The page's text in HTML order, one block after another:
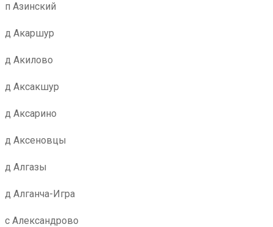
п Азинский
д Акаршур
д Акилово
д Аксакшур
д Аксарино
д Аксеновцы
д Алгазы
д Алганча-Игра
с Александрово